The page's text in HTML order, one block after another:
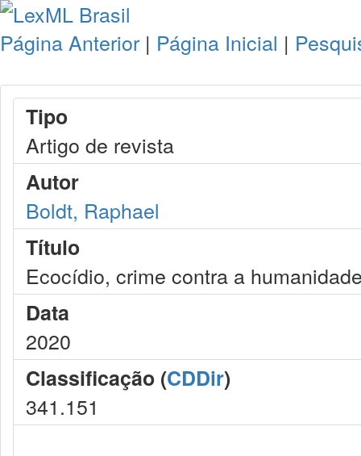
Página Anterior | Página Inicial |
Tipo
Artigo de revista
Autor
Boldt, Raphael
Título
Ecocídio, crime contra a
Data
2020
Classificação (CDDir)
341.151